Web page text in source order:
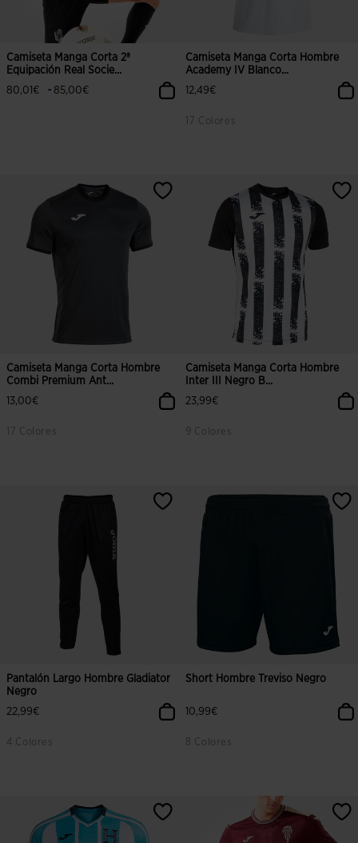
Camiseta Manga Corta 2ª
Equipación Real Socie...
80,01€
- 85,00€
3,5 sobre 5 de valoración de clientes
Camiseta Manga Corta Hombre
Academy IV Blanco...
12,49€
17 Colores
5 sobre 5 de valoración de clientes
Camiseta Manga Corta Hombre
Combi Premium Ant...
13,00€
17 Colores
3,8 sobre 5 de valoración de clientes
Camiseta Manga Corta Hombre
Inter III Negro B...
23,99€
9 Colores
4,7 sobre 5 de valoración de
Pantalón Largo Hombre Gladiator
Negro
22,99€
4 Colores
4,1 sobre 5 de valoración de clientes
Short Hombre Treviso Negro
10,99€
8 Colores
3,3 sobre 5 de valoración de